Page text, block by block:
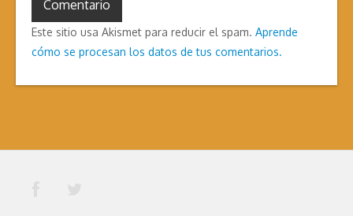
Este sitio usa Akismet para reducir el spam. Aprende
cómo se procesan los datos de tus comentarios.